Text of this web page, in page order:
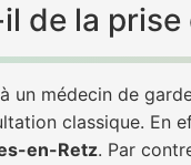
de la
un médecin de
classique. En
en-Retz. Par